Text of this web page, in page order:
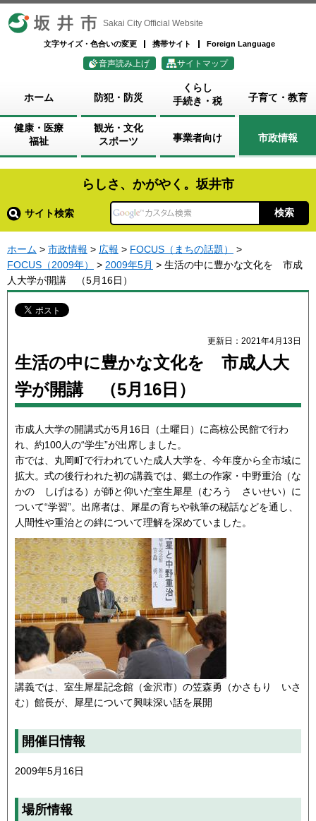
坂井市 Sakai City Official Website
文字サイズ・色合いの変更 携帯サイト Foreign Language
音声読み上げ サイトマップ
ホーム 防犯・防災
くらし
手続き・税
子育て・教育
健康・医療
福祉
観光・文化
スポーツ
事業者向け 市政情報
らしさ、かがやく。坂井市
サイト検索
ホーム > 市政情報 > 広報 > FOCUS（まちの話題）
>
FOCUS（2009年）
> 2009年5月 > 生活の中に豊かな文化を 市成
人大学が開講 （5月16日）
更新日：2021年4月13日
生活の中に豊かな文化を 市成人大
学が開講 （5月16日）
市成人大学の開講式が5月16日（土曜日）に高椋公民館で行わ
れ、約100人の“学生”が出席しました。
市では、丸岡町で行われていた成人大学を、今年度から全市域に
拡大。式の後行われた初の講義では、郷土の作家・中野重治（な
かの しげはる）が師と仰いだ室生犀星（むろう さいせい）に
ついて“学習”。出席者は、犀星の育ちや執筆の秘話などを通し、
人間性や重治との絆について理解を深めていました。
講義では、室生犀星記念館（金沢市）の笠森勇（かさもり いさ
む）館長が、犀星について興味深い話を展開
開催日情報
2009年5月16日
場所情報